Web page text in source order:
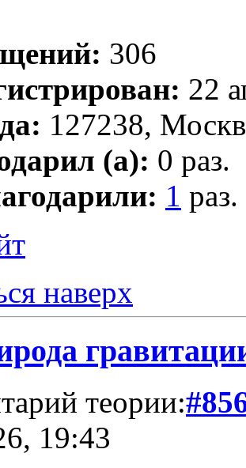
306
22
127238,
(а): 0 раз.
1 раз.
наверх
теории:
19:43